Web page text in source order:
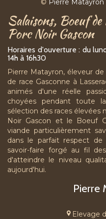
© Pierre Matayron
Salaisons, Boeuf
Porc Noir Gascon
Horaires d'ouverture : du
14h à 16h30
Pierre Matayron, éleveur
de race Gasconne à
animés d'une réelle
choyées pendant toute
sélection des races élevées
Noir Gascon et le Boeuf
viande particulièrement
dans le parfait respect
savoir-faire forgé au fil
d'atteindre le niveau
aujourd'hui.
Pierre
Elevage